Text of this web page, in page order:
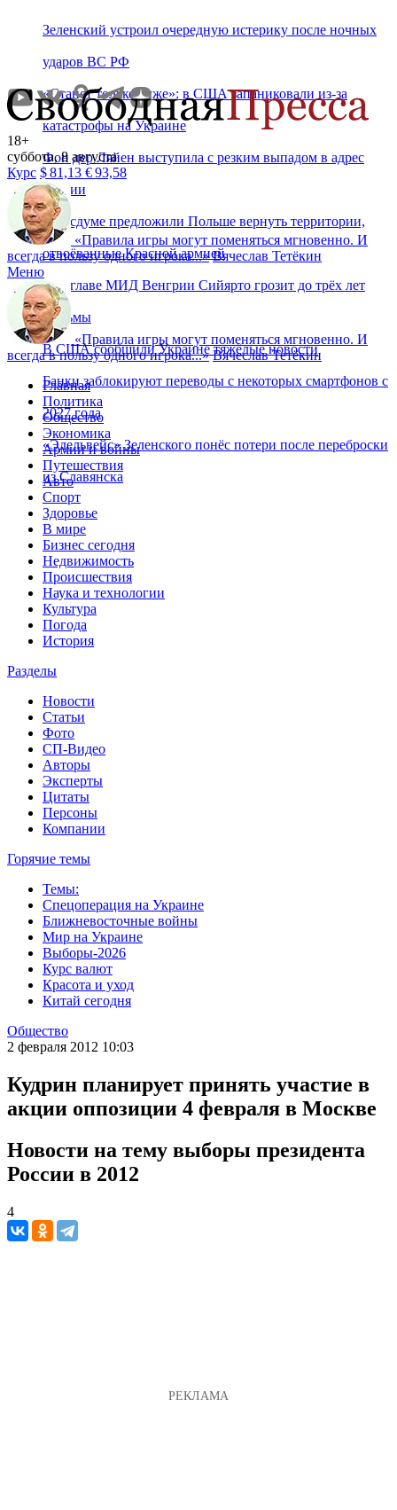
Зеленский устроил очередную истерику после ночных
ударов ВС РФ
«Станет только хуже»: в США запаниковали из-за
катастрофы на Украине
Фон дер Ляйен выступила с резким выпадом в адрес
России
В Госдуме предложили Польше вернуть территории,
отвоёванные Красной армией
Экс-главе МИД Венгрии Сийярто грозит до трёх лет
тюрьмы
В США сообщили Украине тяжёлые новости
Банки заблокируют переводы с некоторых смартфонов с
2027 года
«Эдельвейс» Зеленского понёс потери после переброски
из Славянска
18+
суббота, 8 августа
Курс $81,13 €93,58
«Правила игры могут поменяться мгновенно. И
всегда в пользу одного игрока...» Вячеслав Тетёкин
Меню
«Правила игры могут поменяться мгновенно. И
всегда в пользу одного игрока...» Вячеслав Тетёкин
Главная
Политика
Общество
Экономика
Армии и войны
Путешествия
Авто
Спорт
Здоровье
В мире
Бизнес сегодня
Недвижимость
Происшествия
Наука и технологии
Культура
Погода
История
Разделы
Новости
Статьи
Фото
СП-Видео
Авторы
Эксперты
Цитаты
Персоны
Компании
Горячие темы
Темы:
Спецоперация на Украине
Ближневосточные войны
Мир на Украине
Выборы-2026
Курс валют
Красота и уход
Китай сегодня
Общество
2 февраля 2012 10:03
Кудрин планирует принять участие в
акции оппозиции 4 февраля в Москве
Новости на тему выборы президента
России в 2012
4